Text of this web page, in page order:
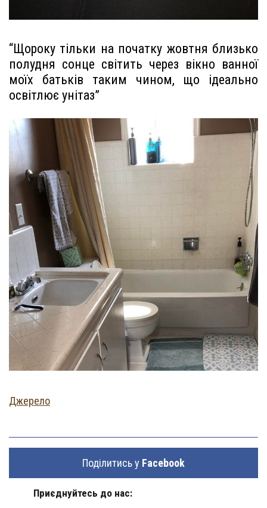
“Щороку тільки на початку жовтня близько
полудня сонце світить через вікно ванної
моїх батьків таким чином, що ідеально
освітлює унітаз”
Джерело
Поділитись у Facebook
Приєднуйтесь до нас: